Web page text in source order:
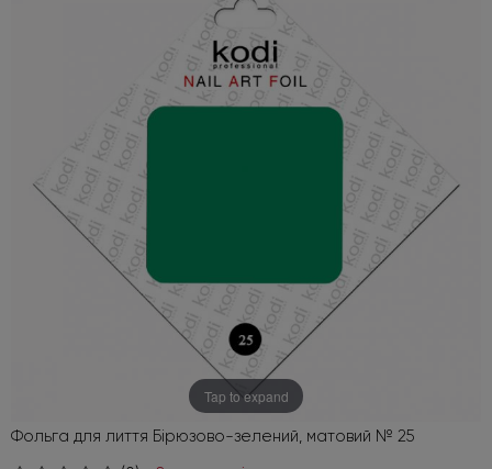
Tap to expand
Фольга для лиття Бірюзово-зелений, матовий № 25